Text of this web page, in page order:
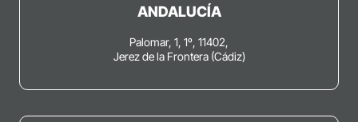
ANDALUCÍA
Palomar, 1, 1º, 11402,
Jerez de la Frontera (Cádiz)